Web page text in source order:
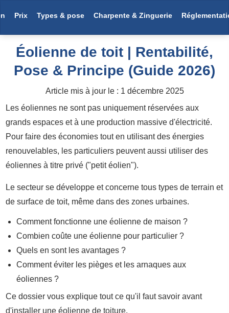
Prix Types & pose Charpente & Zinguerie
Éolienne de toit | Rentabilité,
Pose & Principe (Guide 2026)
Article mis à jour le : 1 décembre 2025
Les éoliennes ne sont pas uniquement réservées aux
grands espaces et à une production massive d'électricité.
Pour faire des économies tout en utilisant des énergies
renouvelables, les particuliers peuvent aussi utiliser des
éoliennes à titre privé ("petit éolien").
Le secteur se développe et concerne tous types de terrain et
de surface de toit, même dans des zones urbaines.
Comment fonctionne une éolienne de maison ?
Combien coûte une éolienne pour particulier ?
Quels en sont les avantages ?
Comment éviter les pièges et les arnaques aux
éoliennes ?
Ce dossier vous explique tout ce qu'il faut savoir avant
d'installer une éolienne de toiture.